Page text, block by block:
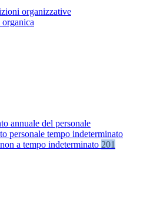
organizzative
annuale del personale
personale tempo indeterminato
a tempo indeterminato 201